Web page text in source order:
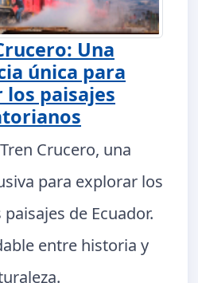
Una
única para
paisajes
Crucero, una
para explorar los
de Ecuador.
entre historia y